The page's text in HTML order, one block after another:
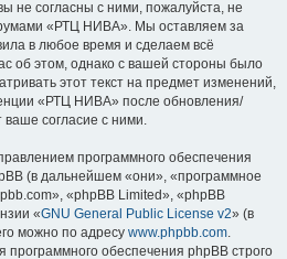
не согласны с ними, пожалуйста, не
«РТЦ НИВА». Мы оставляем за
в любое время и сделаем всё
об этом, однако с вашей стороны было
этот текст на предмет изменений,
«РТЦ НИВА» после обновления/
ваше согласие с ними.
программного обеспечения
(в дальнейшем «они», «программное
«phpBB Limited», «phpBB
«GNU General Public License v2» (в
можно по адресу www.phpbb.com.
программного обеспечения phpBB строго